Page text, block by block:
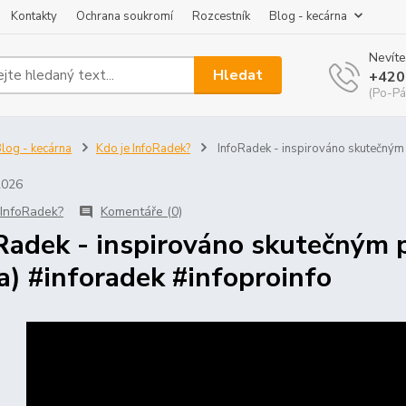
Kontakty Ochrana soukromí Rozcestník Blog - kecárna
Hledat
(Po-
- kecárna Kdo je InfoRadek? InfoRadek - inspirováno
Komentáře (0)
- inspirováno skutečným
#inforadek #infoproinfo